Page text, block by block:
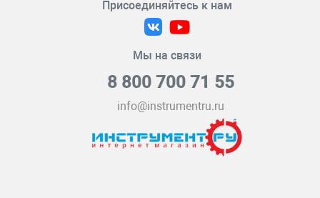
Присоединяйтесь к нам
Мы на связи
8 800 700 71 55
info@instrumentru.ru